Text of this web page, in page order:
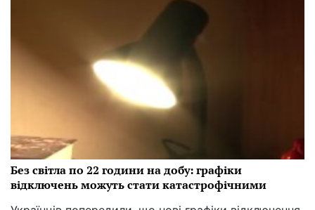
Без світла по 22 години на добу: графіки
відключень можуть стати катастрофічними